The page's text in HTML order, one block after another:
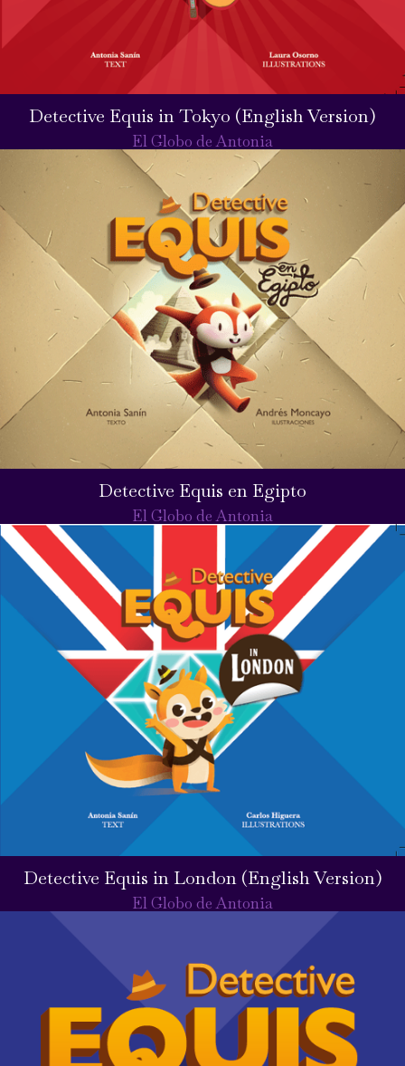
Detective Equis in Tokyo (English Version)
El Globo de Antonia
Detective Equis en Egipto
El Globo de Antonia
Detective Equis in London (English Version)
El Globo de Antonia